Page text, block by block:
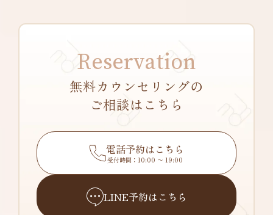
Reservation
無料カウンセリングの
ご相談はこちら
電話予約はこちら
受付時間：10:00 〜 19:00
LINE予約はこちら